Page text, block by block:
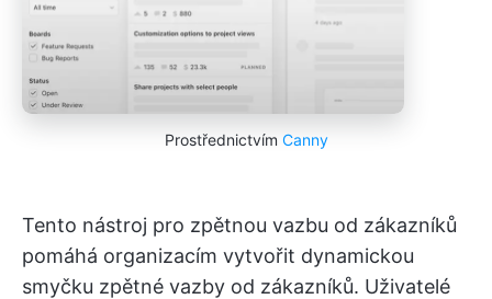
Prostřednictvím Canny
Tento nástroj pro zpětnou vazbu od zákazníků
pomáhá organizacím vytvořit dynamickou
smyčku zpětné vazby od zákazníků. Uživatelé